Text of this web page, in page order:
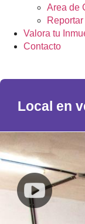
Area de
Valora tu
Contacto
Local en